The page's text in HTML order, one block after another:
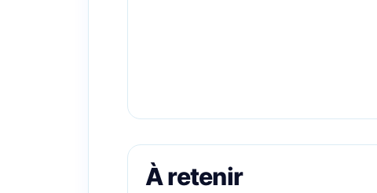
À retenir